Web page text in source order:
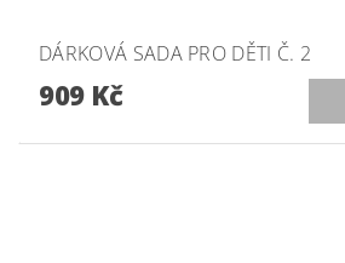
DÁRKOVÁ SADA PRO DĚTI Č. 2
909 Kč